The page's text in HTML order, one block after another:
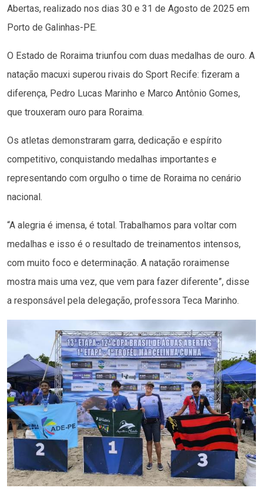
Abertas, realizado nos dias 30 e 31 de Agosto de 2025 em
Porto de Galinhas-PE.
O Estado de Roraima triunfou com duas medalhas de ouro. A
natação macuxi superou rivais do Sport Recife: fizeram a
diferença, Pedro Lucas Marinho e Marco Antônio Gomes,
que trouxeram ouro para Roraima.
Os atletas demonstraram garra, dedicação e espírito
competitivo, conquistando medalhas importantes e
representando com orgulho o time de Roraima no cenário
nacional.
“A alegria é imensa, é total. Trabalhamos para voltar com
medalhas e isso é o resultado de treinamentos intensos,
com muito foco e determinação. A natação roraimense
mostra mais uma vez, que vem para fazer diferente”, disse
a responsável pela delegação, professora Teca Marinho.